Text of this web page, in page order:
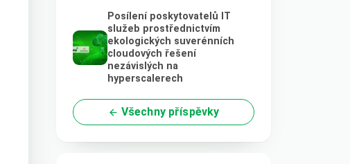
Posílení poskytovatelů IT
služeb prostřednictvím
ekologických suverénních
cloudových řešení
nezávislých na
hyperscalerech
Všechny příspěvky